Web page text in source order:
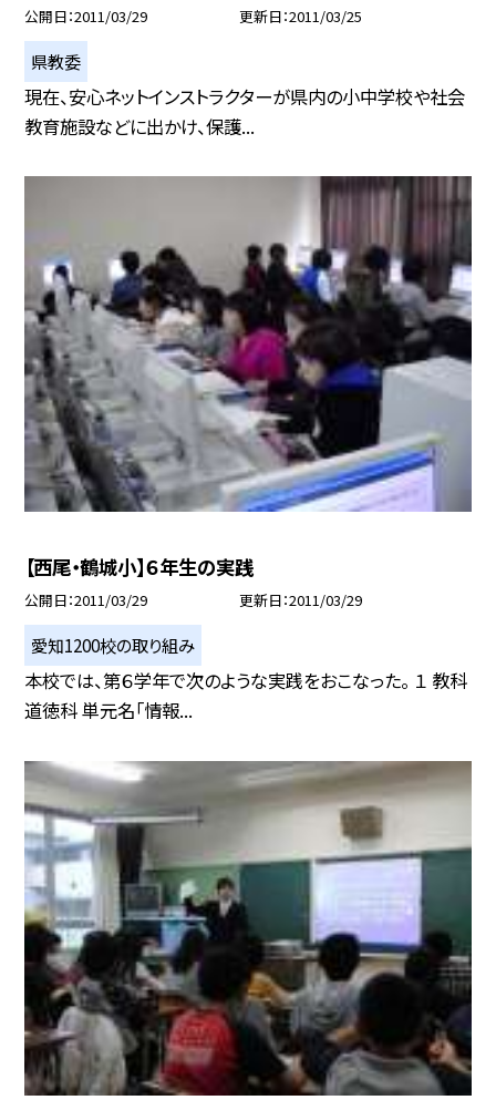
公開日 2011/03/29 更新日 2011/03/25
県教委
現在、安心ネットインストラクターが県内の小中学校や社会
教育施設などに出かけ、保護...
【西尾・鶴城小】６年生の実践
公開日 2011/03/29 更新日 2011/03/29
愛知1200校の取り組み
本校では、第６学年で次のような実践をおこなった。 １ 教科
道徳科 単元名「情報...